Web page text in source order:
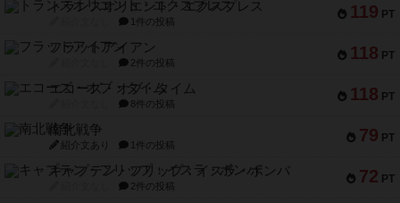
119 PT
トランスオリエント・エクスプレス
1件の投稿
118 PT
フラットアイアン
2件の投稿
118 PT
エコーズ・オブ・タイム
8件の投稿
79 PT
南北戦争
紹介文あり 1件の投稿
72 PT
キャプテン・フリップ：イスラ・ボンバ
2件の投稿